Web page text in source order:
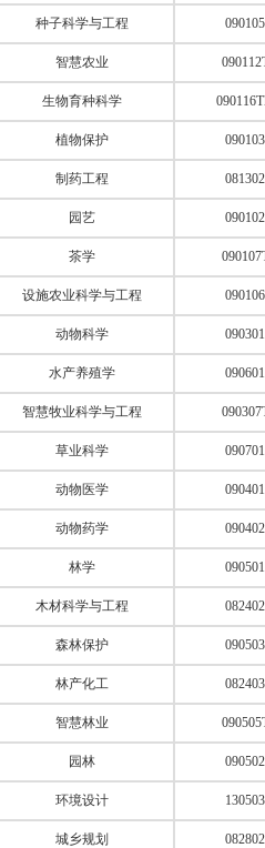
种子科学与工程 090105
智慧农业
生物育种科学
植物保护 090103
制药工程 081302
园艺 090102
茶学
设施农业科学与工程 090106
动物科学 090301
水产养殖学 090601
智慧牧业科学与工程
草业科学 090701
动物医学 090401
动物药学 090402
林学 090501
木材科学与工程 082402
森林保护 090503
林产化工 082403
智慧林业
园林 090502
环境设计 130503
城乡规划 082802